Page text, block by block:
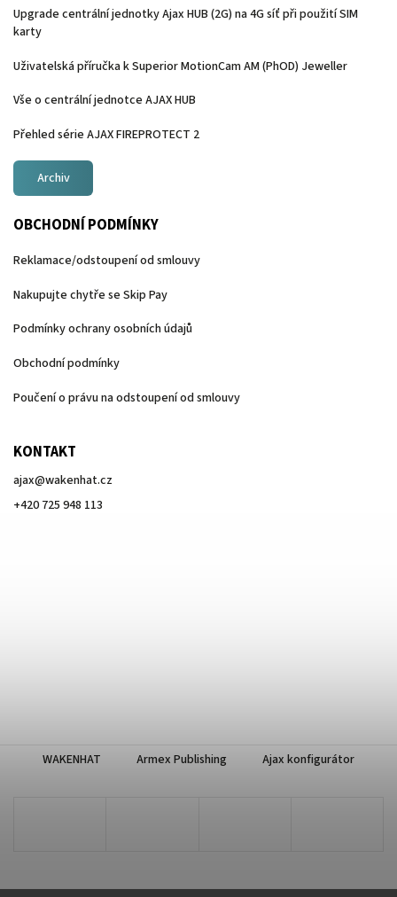
Upgrade centrální jednotky Ajax HUB (2G) na 4G síť při použití SIM
karty
Uživatelská příručka k Superior MotionCam AM (PhOD) Jeweller
Vše o centrální jednotce AJAX HUB
Přehled série AJAX FIREPROTECT 2
Archiv
OBCHODNÍ PODMÍNKY
Reklamace/odstoupení od smlouvy
Nakupujte chytře se Skip Pay
Podmínky ochrany osobních údajů
Obchodní podmínky
Poučení o právu na odstoupení od smlouvy
KONTAKT
ajax@wakenhat.cz
+420 725 948 113
WAKENHAT Armex Publishing Ajax konfigurátor